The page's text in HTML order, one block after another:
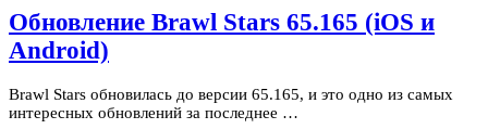
Обновление Brawl Stars 65.165 (iOS и
Android)
Brawl Stars обновилась до версии 65.165, и это одно из самых
интересных обновлений за последнее …